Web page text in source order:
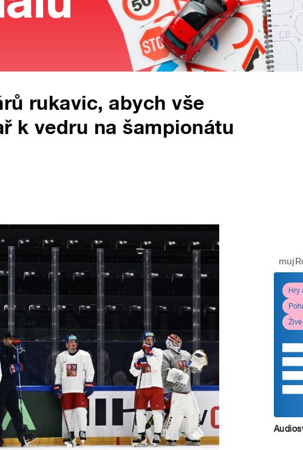
rukavic, abych vše
k vedru na šampionátu
Hry